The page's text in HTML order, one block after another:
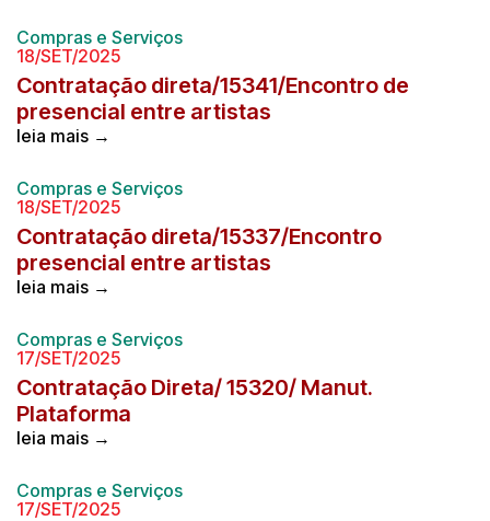
Compras e Serviços
18/SET/2025
Contratação direta/15341/Encontro de
presencial entre artistas
leia mais →
Compras e Serviços
18/SET/2025
Contratação direta/15337/Encontro
presencial entre artistas
leia mais →
Compras e Serviços
17/SET/2025
Contratação Direta/ 15320/ Manut.
Plataforma
leia mais →
Compras e Serviços
17/SET/2025